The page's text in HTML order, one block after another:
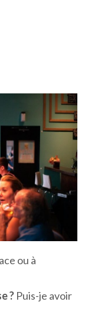
ou à
? Puis-je avoir